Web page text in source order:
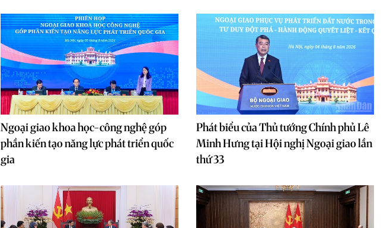
Ngoại giao khoa học-công nghệ góp
phần kiến tạo năng lực phát triển quốc
gia
Phát biểu của Thủ tướng Chính phủ Lê
Minh Hưng tại Hội nghị Ngoại giao lần
thứ 33